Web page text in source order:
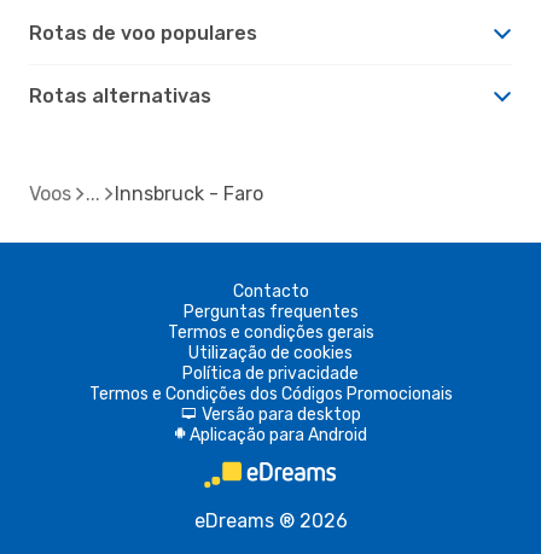
Rotas de voo populares
Rotas alternativas
Voos Innsbruck - Faro
Contacto
Perguntas frequentes
Termos e condições gerais
Utilização de cookies
Política de privacidade
Termos e Condições dos Códigos Promocionais
d Versão para desktop
A Aplicação para Android
eDreams ® 2026